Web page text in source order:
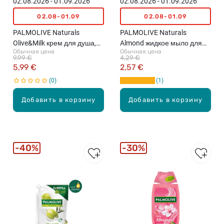
Добавить в корзину
02.08-01.09
PALMOLIVE Naturals
Olive&Milk крем для душа,
750мл
Обычная цена
5,99 €
9,99 €
0
Добавить в корзину
02.08-01.09
PALMOLIVE Naturals
Almond жидкое мыло для
рук, наполнитель, 500мл
Обычная цена
2,57 €
4,29 €
1
40% 30%